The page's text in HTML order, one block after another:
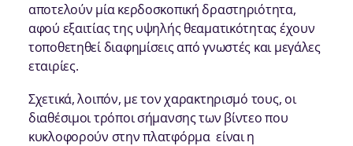
αποτελούν μία κερδοσκοπική δραστηριότητα,
αφού εξαιτίας της υψηλής θεαματικότητας έχουν
τοποθετηθεί διαφημίσεις από γνωστές και μεγάλες
εταιρίες.
Σχετικά, λοιπόν, με τον χαρακτηρισμό τους, οι
διαθέσιμοι τρόποι σήμανσης των βίντεο που
κυκλοφορούν στην πλατφόρμα είναι η